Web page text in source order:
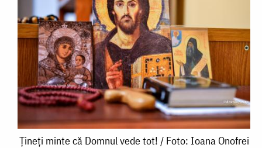
Țineți
Țineți minte că Domnul vede tot! / Foto: Ioana Onofrei